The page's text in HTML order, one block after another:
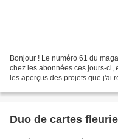
Bonjour ! Le numéro 61 du
chez les abonnées ces jours-ci,
les aperçus des projets que j'ai
Duo de cartes